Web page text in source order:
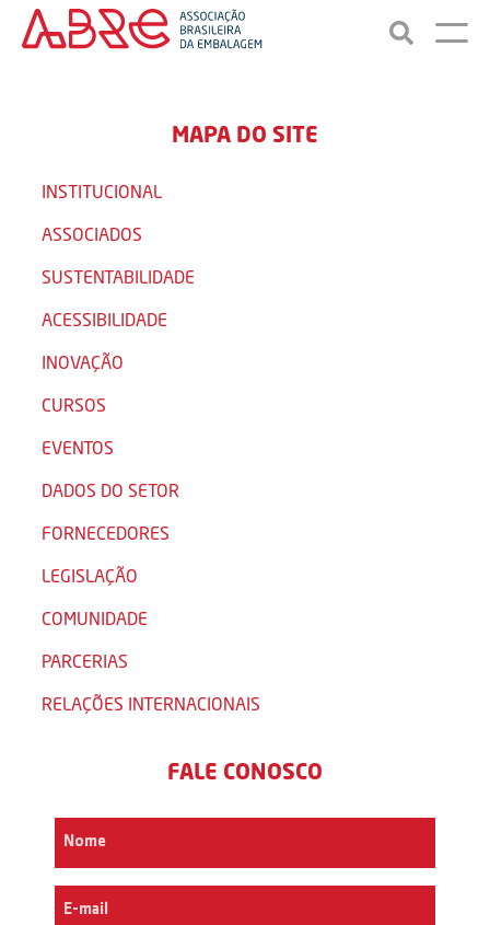
MAPA DO SITE
INSTITUCIONAL
ASSOCIADOS
SUSTENTABILIDADE
ACESSIBILIDADE
INOVAÇÃO
CURSOS
EVENTOS
DADOS DO SETOR
FORNECEDORES
LEGISLAÇÃO
COMUNIDADE
PARCERIAS
RELAÇÕES INTERNACIONAIS
FALE CONOSCO